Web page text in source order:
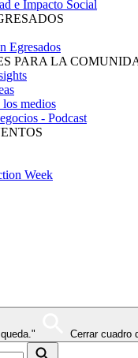
e Impacto Social
Egresados
PARA LA
medios
- Podcast
Week
Cerrar cuadro